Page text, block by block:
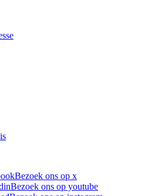
Bezoek ons op x
Bezoek ons op youtube